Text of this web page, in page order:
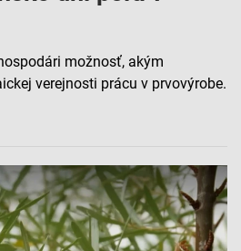
možnosť, akým
verejnosti prácu v prvovýrobe.